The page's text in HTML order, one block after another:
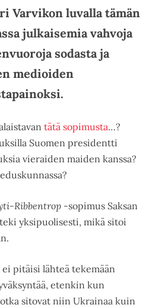
Varvikon luvalla tämän
julkaisemia vahvoja
sodasta ja
medioiden
tätä sopimusta…?
Suomen presidentti
vieraiden maiden kanssa?
Ribbentrop -sopimus Saksan
teki yksipuolisesti, mikä sitoi
pitäisi lähteä tekemään
etenkin kun
sitovat niin Ukrainaa kuin